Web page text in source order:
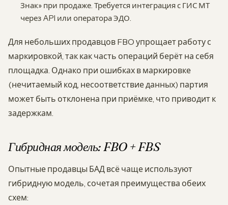
Знак» при продаже. Требуется интеграция с ГИС МТ
через API или оператора ЭДО.
Для небольших продавцов FBO упрощает работу с
маркировкой, так как часть операций берёт на себя
площадка. Однако при ошибках в маркировке
(нечитаемый код, несоответствие данных) партия
может быть отклонена при приёмке, что приводит к
задержкам.
Гибридная модель: FBO + FBS
Опытные продавцы БАД всё чаще используют
гибридную модель, сочетая преимущества обеих
схем: